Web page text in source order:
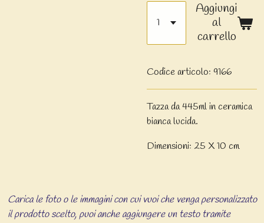
Aggiungi
al
carrello
Codice articolo: 9166
Tazza da 445ml in ceramica
bianca lucida.
Dimensioni: 25 X 10 cm
Carica le foto o le immagini con cui vuoi che venga personalizzato
il prodotto scelto, puoi anche aggiungere un testo tramite